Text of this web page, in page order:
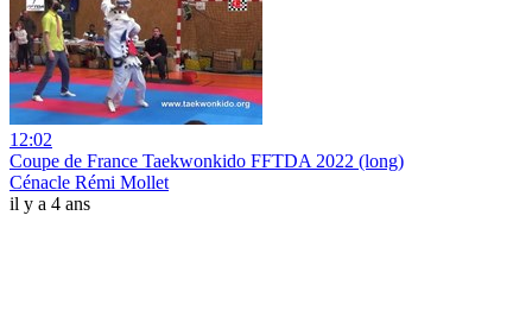
12:02
Coupe de France Taekwonkido FFTDA 2022 (long)
Cénacle Rémi Mollet
il y a 4 ans